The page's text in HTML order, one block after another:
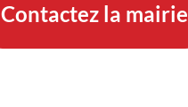
Contactez la mairie